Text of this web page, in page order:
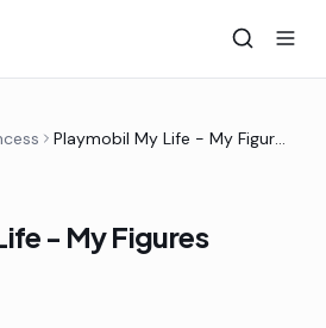
Playmobil My Life - My Figures Shopping
- My Figures